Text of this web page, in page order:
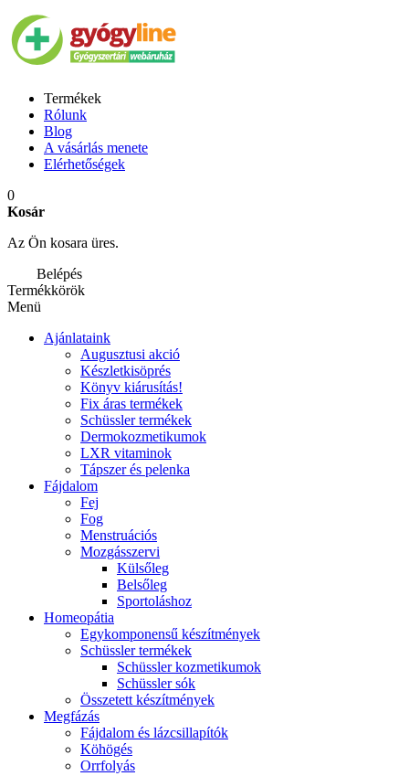
Termékek
Rólunk
Blog
A vásárlás menete
Elérhetőségek
0
Kosár
Az Ön kosara üres.
Belépés
Termékkörök
Menü
Ajánlataink
Augusztusi akció
Készletkisöprés
Könyv kiárusítás!
Fix áras termékek
Schüssler termékek
Dermokozmetikumok
LXR vitaminok
Tápszer és pelenka
Fájdalom
Fej
Fog
Menstruációs
Mozgásszervi
Külsőleg
Belsőleg
Sportoláshoz
Homeopátia
Egykomponensű készítmények
Schüssler termékek
Schüssler kozmetikumok
Schüssler sók
Összetett készítmények
Megfázás
Fájdalom és lázcsillapítók
Köhögés
Orrfolyás